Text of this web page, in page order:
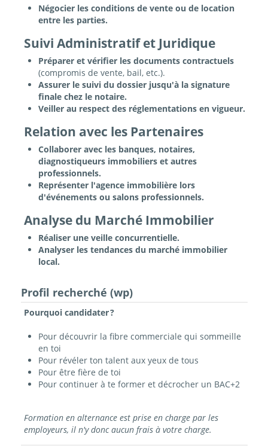
Négocier les conditions de vente ou de location
entre les parties.
Suivi Administratif et Juridique
Préparer et vérifier les documents contractuels
(compromis de vente, bail, etc.).
Assurer le suivi du dossier jusqu'à la signature
finale chez le notaire.
Veiller au respect des réglementations en vigueur.
Relation avec les Partenaires
Collaborer avec les banques, notaires,
diagnostiqueurs immobiliers et autres
professionnels.
Représenter l'agence immobilière lors
d'événements ou salons professionnels.
Analyse du Marché Immobilier
Réaliser une veille concurrentielle.
Analyser les tendances du marché immobilier
local.
Profil recherché (wp)
Pourquoi candidater ?
Pour découvrir la fibre commerciale qui sommeille
en toi
Pour révéler ton talent aux yeux de tous
Pour être fière de toi
Pour continuer à te former et décrocher un BAC+2
Formation en alternance est prise en charge par les
employeurs, il n'y donc aucun frais à votre charge.